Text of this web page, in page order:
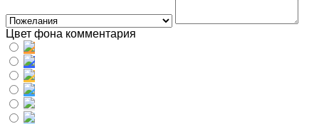
Цвет фона комментария